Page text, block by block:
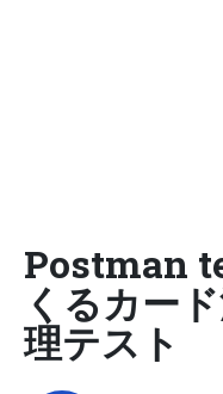
Postman
くるカー
理テスト